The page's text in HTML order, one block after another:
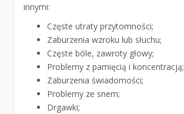
innymi:
Częste utraty przytomności;
Zaburzenia wzroku lub słuchu;
Częste bóle, zawroty głowy;
Problemy z pamięcią i koncentracją;
Zaburzenia świadomości;
Problemy ze snem;
Drgawki;